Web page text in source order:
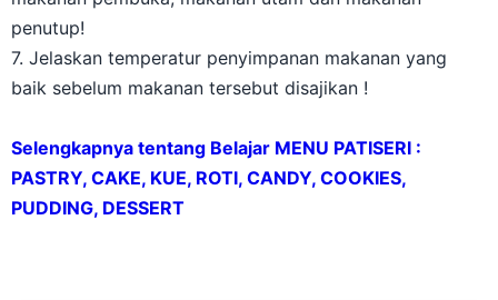
penutup!
7. Jelaskan temperatur penyimpanan makanan yang
baik sebelum makanan tersebut disajikan !
Selengkapnya tentang Belajar MENU PATISERI :
PASTRY, CAKE, KUE, ROTI, CANDY, COOKIES,
PUDDING, DESSERT